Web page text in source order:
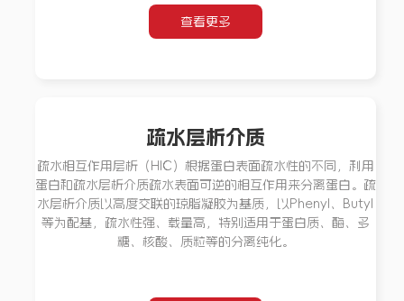
查看更多
疏水层析介质
疏水相互作用层析（HIC）根据蛋白表面疏水性的不同，利用
蛋白和疏水层析介质疏水表面可逆的相互作用来分离蛋白。疏
水层析介质以高度交联的琼脂凝胶为基质，以Phenyl、Butyl
等为配基，疏水性强、载量高，特别适用于蛋白质、酶、多
糖、核酸、质粒等的分离纯化。